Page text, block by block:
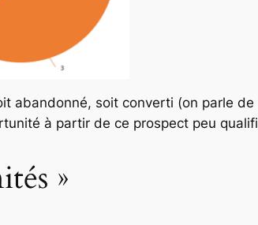
abandonné, soit converti (on parle
à partir de ce prospect peu
»